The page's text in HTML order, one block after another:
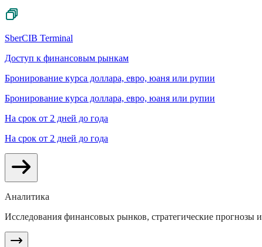
SberCIB Terminal
Доступ к финансовым рынкам
Бронирование курса доллара, евро, юаня или рупии
Бронирование курса доллара, евро, юаня или рупии
На срок от 2 дней до года
На срок от 2 дней до года
Аналитика
Исследования финансовых рынков, стратегические прогнозы